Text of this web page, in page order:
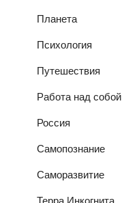
Планета
Психология
Путешествия
Работа над собой
Россия
Самопознание
Саморазвитие
Терра Инкогнита